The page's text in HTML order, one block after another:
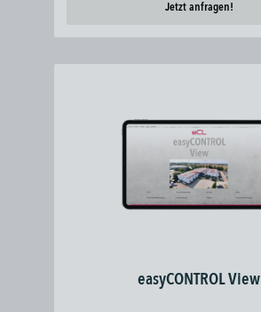
Jetzt anfragen!
easyCONTROL View